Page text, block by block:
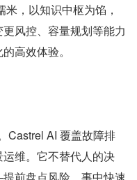
米，以知识中枢为馅，
风控、容量规划等能力
高效体验。
Castrel AI 覆盖故障排
维。它不替代人的决
前盘点风险、事中快速